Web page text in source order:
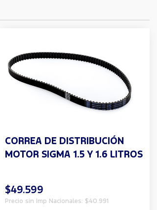
CORREA DE DISTRIBUCIÓN
MOTOR SIGMA 1.5 Y 1.6 LITROS
$49.599
Precio sin Imp Nacionales: $40.991